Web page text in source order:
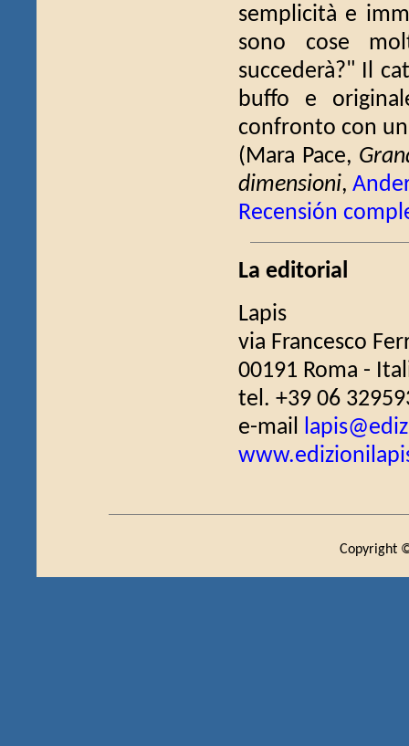
semplicità e
sono cose
succederà?" Il
buffo e
confronto con
(Mara Pace,
dimensioni,
Recensión
La editorial
Lapis
via Francesco
00191 Roma -
tel. +39 06
e-mail
Copyright